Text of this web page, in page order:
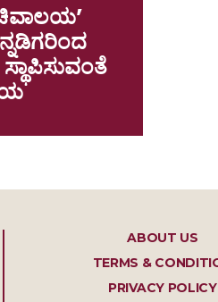
ABOUT US
TERMS &
PRIVACY POLICY